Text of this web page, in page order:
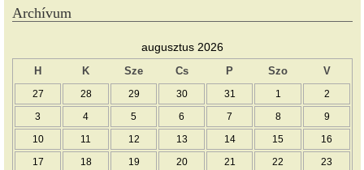
Archívum
augusztus 2026
H K Sze Cs P Szo V
27 28 29 30 31 1 2
3 4 5 6 7 8 9
10 11 12 13 14 15 16
17 18 19 20 21 22 23